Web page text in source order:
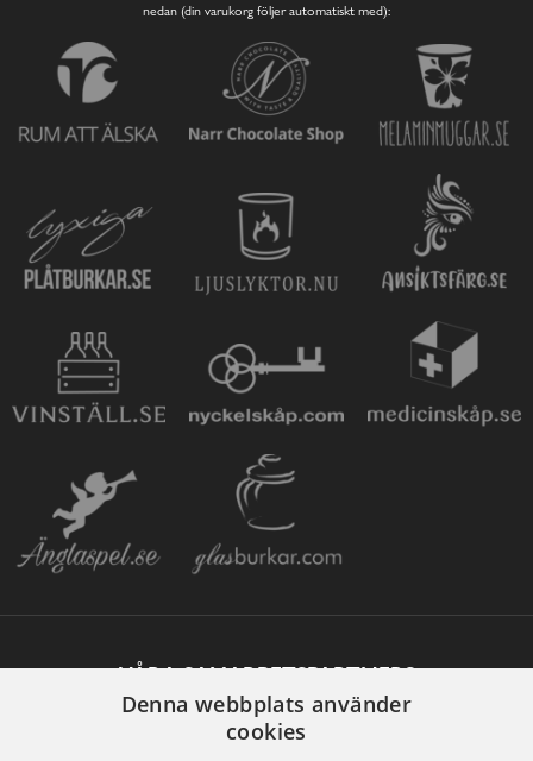
nedan (din varukorg följer automatiskt med):
VÅRA SAMARBETSPARTNERS
Denna webbplats använder
cookies